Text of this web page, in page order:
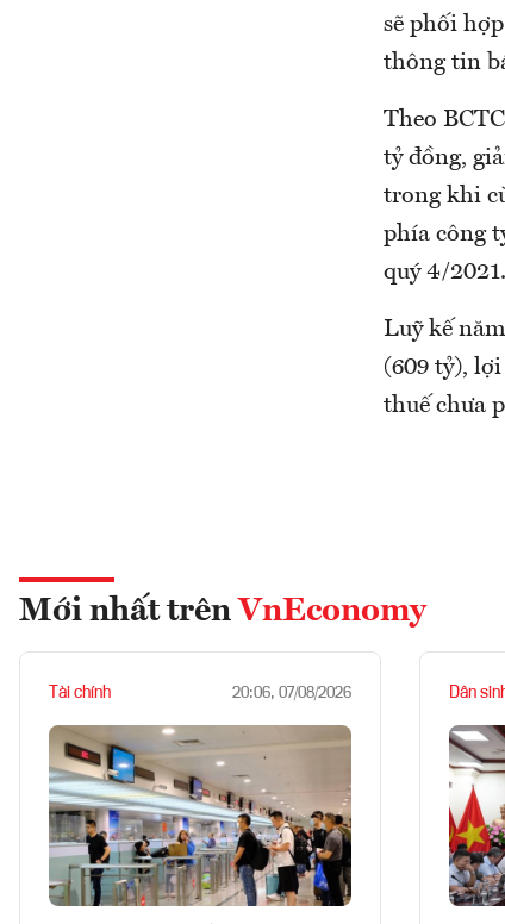
sẽ phối
thông tin
Theo
tỷ đồng,
trong khi
phía công
quý 4/2021.
Luỹ kế
(609 tỷ),
thuế chưa
Mới nhất trên VnEconomy
Tài chính 20:06, 07/08/2026 Dân